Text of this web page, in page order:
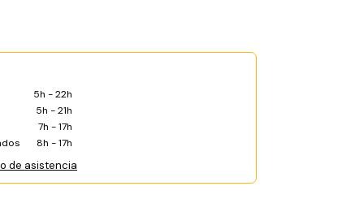
5h - 22h
5h - 21h
7h - 17h
8h - 17h
de asistencia